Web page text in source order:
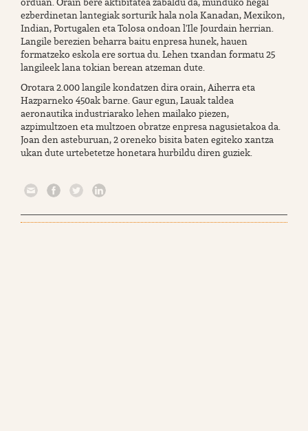
ezberdinetan lantegiak sorturik hala nola Kanadan, Mexikon,
Indian, Portugalen eta Tolosa ondoan l'Ile Jourdain herrian.
Langile berezien beharra baitu enpresa hunek, hauen
formatzeko eskola ere sortua du. Lehen txandan formatu 25
langileek lana tokian berean atzeman dute.
Orotara 2.000 langile kondatzen dira orain, Aiherra eta
Hazparneko 450ak barne. Gaur egun, Lauak taldea
aeronautika industriarako lehen mailako piezen,
azpimultzoen eta multzoen obratze enpresa nagusietakoa da.
Joan den asteburuan, 2 oreneko bisita baten egiteko xantza
ukan dute urtebetetze honetara hurbildu diren guziek.